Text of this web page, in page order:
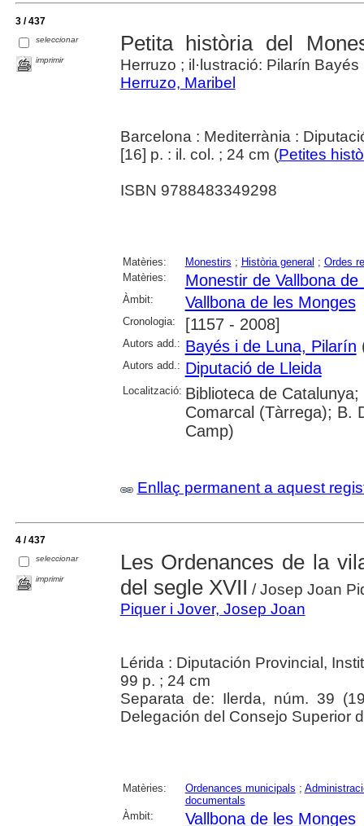
3 / 437
seleccionar
imprimir
Petita història del
Herruzo ; il·lustració: Pilarín Bayés
Herruzo, Maribel
Barcelona : Mediterrània :
[16] p. : il. col. ; 24 cm (Petites
ISBN 9788483349298
Matèries: Monestirs ; Història general ; Ordes
Matèries:
Monestir de Vallbona
Àmbit: Vallbona de les Monges
Cronologia: [1157 - 2008]
Autors add.: Bayés i de Luna, Pilarín
Autors add.: Diputació de Lleida
Localització: Biblioteca de
Comarcal (Tàrrega); B.
Camp)
Enllaç permanent a aquest
4 / 437
seleccionar
imprimir
Les Ordenances de la
del segle XVII / Josep Joan
Piquer i Jover, Josep Joan
Lérida : Diputación Provincial,
99 p. ; 24 cm
Separata de: Ilerda, núm. 39
Delegación del Consejo Superior
Matèries: Ordenances municipals ;
documentals
Àmbit:
Vallbona de les Monges